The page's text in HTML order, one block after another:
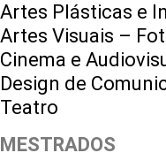
Artes Plásticas e
Artes Visuais –
Cinema e
Design de
Teatro
MESTRADOS